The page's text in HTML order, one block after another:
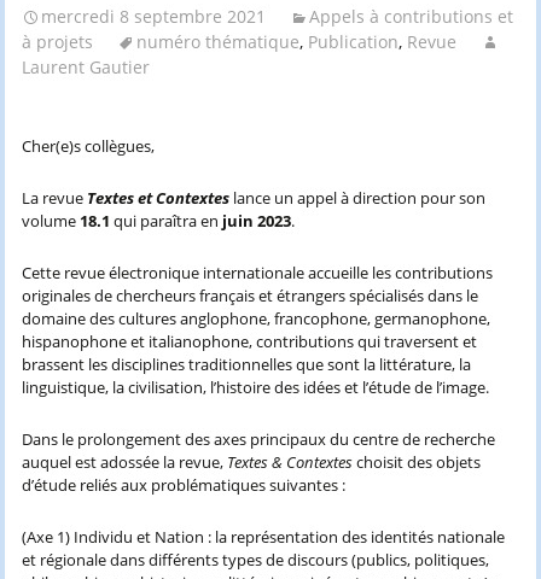
mercredi 8 septembre 2021
Appels à contributions et
à projets
numéro thématique, Publication, Revue
Laurent Gautier
Cher(e)s collègues,
La revue Textes et Contexteslance un appel à direction pour son
volume 18.1 qui paraîtra en juin 2023.
Cette revue électronique internationale accueille les contributions
originales de chercheurs français et étrangers spécialisés dans le
domaine des cultures anglophone, francophone, germanophone,
hispanophone et italianophone, contributions qui traversent et
brassent les disciplines traditionnelles que sont la littérature, la
linguistique, la civilisation, l’histoire des idées et l’étude de l’image.
Dans le prolongement des axes principaux du centre de recherche
auquel est adossée la revue, Textes & Contexteschoisit des objets
d’étude reliés aux problématiques suivantes :
(Axe 1) Individu et Nation : la représentation des identités nationale
et régionale dans différents types de discours (publics, politiques,